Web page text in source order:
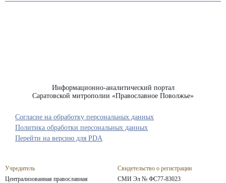
Информационно-аналитический портал
Саратовской митрополии «Православное Поволжье»
Учредитель
Централизованная православная
Свидетельство о регистрации
СМИ Эл № ФС77-83023
Согласие на обработку персональных данных
Политика обработки персональных данных
Перейти на версию для PDA